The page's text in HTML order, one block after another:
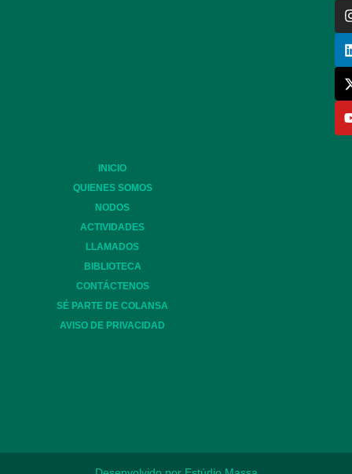
INICIO
QUIENES SOMOS
NODOS
ACTIVIDADES
LLAMADOS
BIBLIOTECA
CONTÁCTENOS
SÉ PARTE DE COLANSA
AVISO DE PRIVACIDAD